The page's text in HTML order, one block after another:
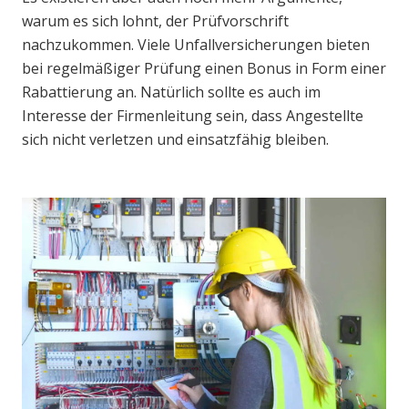
warum es sich lohnt, der Prüfvorschrift
nachzukommen. Viele Unfallversicherungen bieten
bei regelmäßiger Prüfung einen Bonus in Form einer
Rabattierung an. Natürlich sollte es auch im
Interesse der Firmenleitung sein, dass Angestellte
sich nicht verletzen und einsatzfähig bleiben.